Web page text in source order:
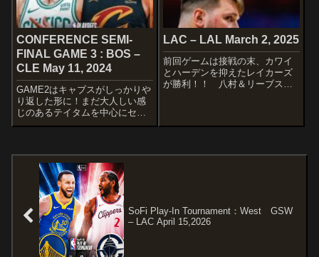
CONFERENCE SEMI-
FINAL GAME 3 : BOS –
CLE May 11, 2024
GAME2はキャブスがしっかりや
り返した形に！まだ大人しい感
じのあるテイタムを中心にセル
ティックスがどう闘うか注目で
WhiteJaylen Brown...
LAC – LAL March 2, 2025
前回ゲームは接戦の末、カワイ
とハーデンを抑えたレイカーズ
が勝利！！ 八村＆リーブスが
CLIPPERSJames HardenKris
SoFi Play-In Tournament：West GSW
– LAC April 15,2026